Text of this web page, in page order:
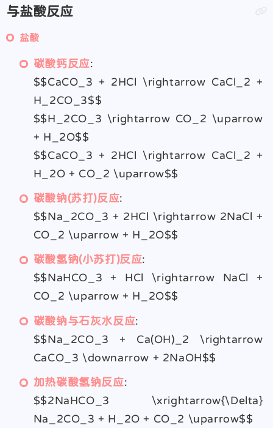
与盐酸反应
盐酸
碳酸钙反应:
$$CaCO_3 + 2HCl \rightarrow CaCl_2 +
H_2CO_3$$
$$H_2CO_3 \rightarrow CO_2 \uparrow
+ H_2O$$
$$CaCO_3 + 2HCl \rightarrow CaCl_2 +
H_2O + CO_2 \uparrow$$
碳酸钠(苏打)反应:
$$Na_2CO_3 + 2HCl \rightarrow 2NaCl +
CO_2 \uparrow + H_2O$$
碳酸氢钠(小苏打)反应:
$$NaHCO_3 + HCl \rightarrow NaCl +
CO_2 \uparrow + H_2O$$
碳酸钠与石灰水反应:
$$Na_2CO_3 + Ca(OH)_2 \rightarrow
CaCO_3 \downarrow + 2NaOH$$
加热碳酸氢钠反应:
$$2NaHCO_3 \xrightarrow{\Delta}
Na_2CO_3 + H_2O + CO_2 \uparrow$$